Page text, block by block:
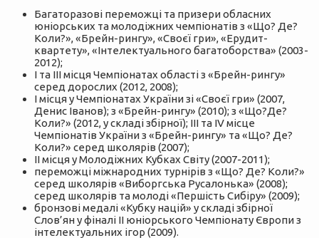
Багаторазові переможці та призери обласних
юніорських та молодіжних чемпіонатів з «Що? Де?
Коли?», «Брейн-рингу», «Своєї гри», «Ерудит-
квартету», «Інтелектуального багатоборства» (2003-
2012);
І та ІІІ місця Чемпіонатах області з «Брейн-рингу»
серед дорослих (2012, 2008);
І місця у Чемпіонатах України зі «Своєї гри» (2007,
Денис Іванов); з «Брейн-рингу» (2010); з «Що?Де?
Коли?» (2012, у складі збірної); ІІІ та ІV місце
Чемпіонатів України з «Брейн-рингу» та «Що? Де?
Коли?» серед школярів (2007);
ІІ місця у Молодіжних Кубках Світу (2007-2011);
переможці міжнародних турнірів з «Що? Де? Коли?»
серед школярів «Виборгська Русалонька» (2008);
серед школярів та молоді «Першість Сибіру» (2009);
бронзові медалі «Кубку націй» у складі збірної
Слов’ян у фіналі ІІ юніорського Чемпіонату Європи з
інтелектуальних ігор (2009).